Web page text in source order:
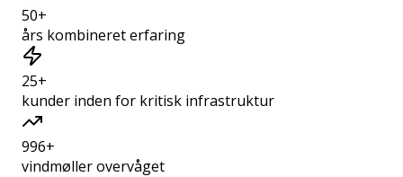
50+
års kombineret erfaring
25+
kunder inden for kritisk infrastruktur
1.000
vindmøller overvåget